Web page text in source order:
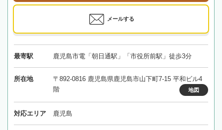
メールする
最寄駅 鹿児島市電「朝日通駅」「市役所前駅」徒歩3分
所在地
〒892-0816 鹿児島県鹿児島市山下町7-15 平和ビル4
階
地図
対応エリア 鹿児島